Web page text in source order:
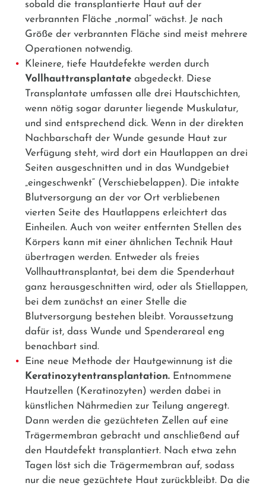
sobald die transplantierte Haut auf der
verbrannten Fläche „normal“ wächst. Je nach
Größe der verbrannten Fläche sind meist mehrere
Operationen notwendig.
Kleinere, tiefe Hautdefekte werden durch
Vollhauttransplantate abgedeckt. Diese
Transplantate umfassen alle drei Hautschichten,
wenn nötig sogar darunter liegende Muskulatur,
und sind entsprechend dick. Wenn in der direkten
Nachbarschaft der Wunde gesunde Haut zur
Verfügung steht, wird dort ein Hautlappen an drei
Seiten ausgeschnitten und in das Wundgebiet
„eingeschwenkt“ (Verschiebelappen). Die intakte
Blutversorgung an der vor Ort verbliebenen
vierten Seite des Hautlappens erleichtert das
Einheilen. Auch von weiter entfernten Stellen des
Körpers kann mit einer ähnlichen Technik Haut
übertragen werden. Entweder als freies
Vollhauttransplantat, bei dem die Spenderhaut
ganz herausgeschnitten wird, oder als Stiellappen,
bei dem zunächst an einer Stelle die
Blutversorgung bestehen bleibt. Voraussetzung
dafür ist, dass Wunde und Spenderareal eng
benachbart sind.
Eine neue Methode der Hautgewinnung ist die
Keratinozytentransplantation. Entnommene
Hautzellen (Keratinozyten) werden dabei in
künstlichen Nährmedien zur Teilung angeregt.
Dann werden die gezüchteten Zellen auf eine
Trägermembran gebracht und anschließend auf
den Hautdefekt transplantiert. Nach etwa zehn
Tagen löst sich die Trägermembran auf, sodass
nur die neue gezüchtete Haut zurückbleibt. Da die